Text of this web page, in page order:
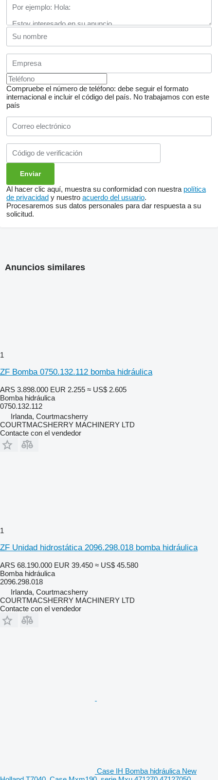
Compruebe el número de teléfono: debe seguir el formato
internacional e incluir el código del país. No trabajamos con este
país
Al hacer clic aquí, muestra su conformidad con nuestra política
de privacidad y nuestro acuerdo del usuario.
Procesaremos sus datos personales para dar respuesta a su
solicitud.
Anuncios similares
1
ZF Bomba 0750.132.112 bomba hidráulica
ARS 3.898.000 EUR 2.255 ≈ US$ 2.605
Bomba hidráulica
0750.132.112
Irlanda, Courtmacsherry
COURTMACSHERRY MACHINERY LTD
Contacte con el vendedor
1
ZF Unidad hidrostática 2096.298.018 bomba hidráulica
ARS 68.190.000 EUR 39.450 ≈ US$ 45.580
Bomba hidráulica
2096.298.018
Irlanda, Courtmacsherry
COURTMACSHERRY MACHINERY LTD
Contacte con el vendedor
Case IH Bomba hidráulica New